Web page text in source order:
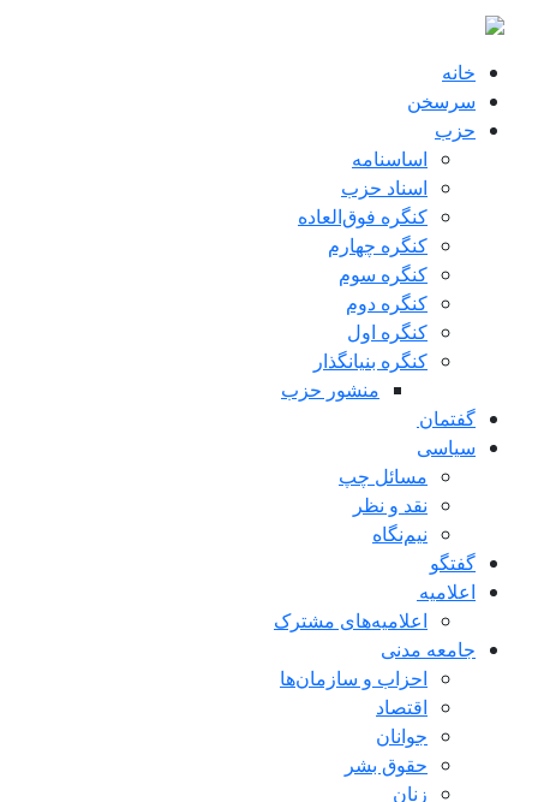
به محتوای اصلی
خانه
سرسخن
حزب
اساسنامه
اسناد حزب
کنگره فوق‌العاده
کنگره چهارم
کنگره سوم
کنگره دوم
کنگره اول
کنگره بنیانگذار
منشور حزب
گفتمان
سياسی
مسائل چپ
نقد و نظر
نیم‌نگاه
گفتگو
اعلاميه
اعلامیه‌های مشترک
جامعه مدنی
احزاب و سازمان‌ها
اقتصاد
جوانان
حقوق بشر
زنان